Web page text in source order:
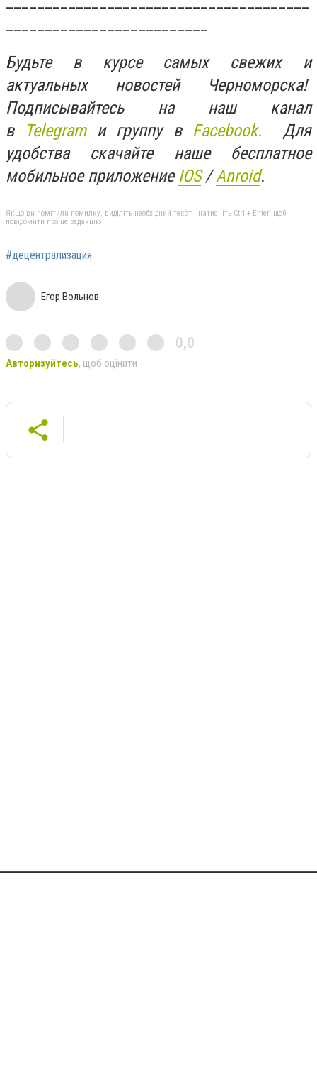
Будьте в курсе самых свежих и
актуальных новостей Черноморска!
Подписывайтесь на наш канал
в
Telegramи группу в Facebook. Для
удобства скачайте наше бесплатное
мобильное приложение IOS/Anroid.
Якщо ви помітили помилку, виділіть необхідний текст і натисніть Ctrl + Enter, щоб
повідомити про це редакцію
#децентрализация
Егор Вольнов
0,0
Авторизуйтесь, щоб оцінити